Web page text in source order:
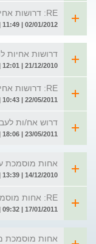
RE: דרושות אחיות לעבודה בקהילה במרכזים רפואיים לאו
02/01/2012 | 11:49 | מאת: שני
דרושות אחיות
21/12/2010 | 12:01 | מאת: מירה
RE: דרושות אחיות למוסד סיעודי באשקלון
22/05/2011 | 10:43 | מאת: אנונימי
דרוש אח/ות
23/05/2011 | 18:06 | מאת: מירה
אחות מוסמכת
14/12/2010 | 13:39 | מאת: סוהא
RE: אחות מוסמכת עם תואר בניהול
17/01/2011 | 09:32 | מאת: WaINeR TeaM
אחות מוסמכת